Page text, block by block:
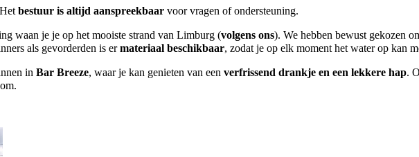
bestuur is altijd aanspreekbaar voor vragen of ondersteuning.
waan je je op het mooiste strand van Limburg (volgens ons). We hebben bewust gekozen
als gevorderden is ermateriaal beschikbaar, zodat je op elk moment het water op kan
in Bar Breeze, waar je kan genieten van een verfrissend drankje en een lekkere hap.